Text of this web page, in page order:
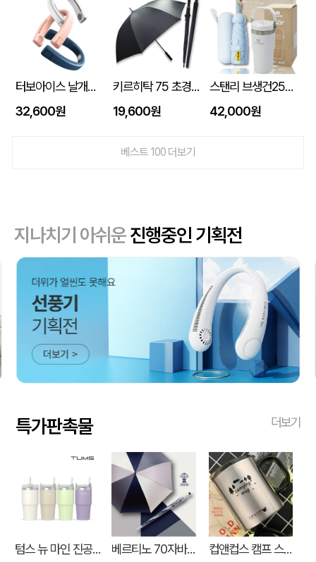
터보아이스 날개없는 넥쿨러 4000mAh
32,600원
키르히탁 75 초경량 올카본 UV 암막우산
19,600원
스탠리 브생건250호(스탠리 아이스플로우 플립591ml+5단 6K UV암막양우산 파우치포함)
42,000원
베스트 100 더보기
지나치기 아쉬운진행중인 기획전
특가판촉물 더보기
텀스 뉴 마인 진공 스텐텀블러 650ml
베르티노 70자바라파스텔암막 UV
컵앤컵스 캠프 스텐 머그 440ml